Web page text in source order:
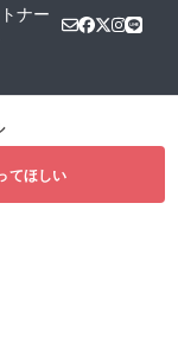
ナー
てほしい